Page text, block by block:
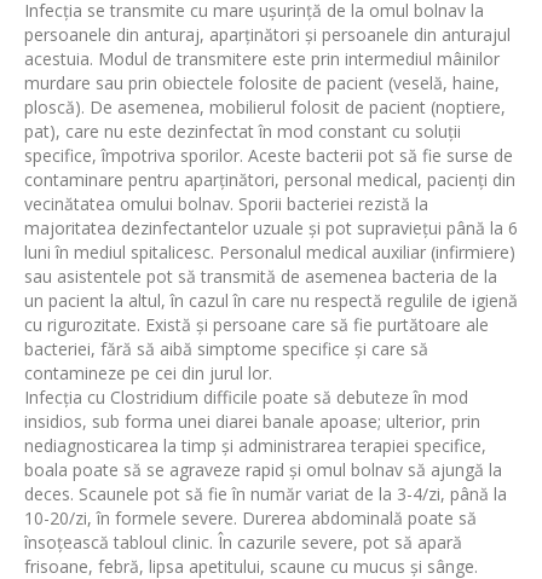
Infecția se transmite cu mare ușurință de la omul bolnav la
persoanele din anturaj, aparținători și persoanele din anturajul
acestuia. Modul de transmitere este prin intermediul mâinilor
murdare sau prin obiectele folosite de pacient (veselă, haine,
ploscă). De asemenea, mobilierul folosit de pacient (noptiere,
pat), care nu este dezinfectat în mod constant cu soluții
specifice, împotriva sporilor. Aceste bacterii pot să fie surse de
contaminare pentru aparținători, personal medical, pacienți din
vecinătatea omului bolnav. Sporii bacteriei rezistă la
majoritatea dezinfectantelor uzuale și pot supraviețui până la 6
luni în mediul spitalicesc. Personalul medical auxiliar (infirmiere)
sau asistentele pot să transmită de asemenea bacteria de la
un pacient la altul, în cazul în care nu respectă regulile de igienă
cu rigurozitate. Există și persoane care să fie purtătoare ale
bacteriei, fără să aibă simptome specifice și care să
contamineze pe cei din jurul lor.
Infecția cu Clostridium difficile poate să debuteze în mod
insidios, sub forma unei diarei banale apoase; ulterior, prin
nediagnosticarea la timp și administrarea terapiei specifice,
boala poate să se agraveze rapid și omul bolnav să ajungă la
deces. Scaunele pot să fie în număr variat de la 3-4/zi, până la
10-20/zi, în formele severe. Durerea abdominală poate să
însoțească tabloul clinic. În cazurile severe, pot să apară
frisoane, febră, lipsa apetitului, scaune cu mucus și sânge.